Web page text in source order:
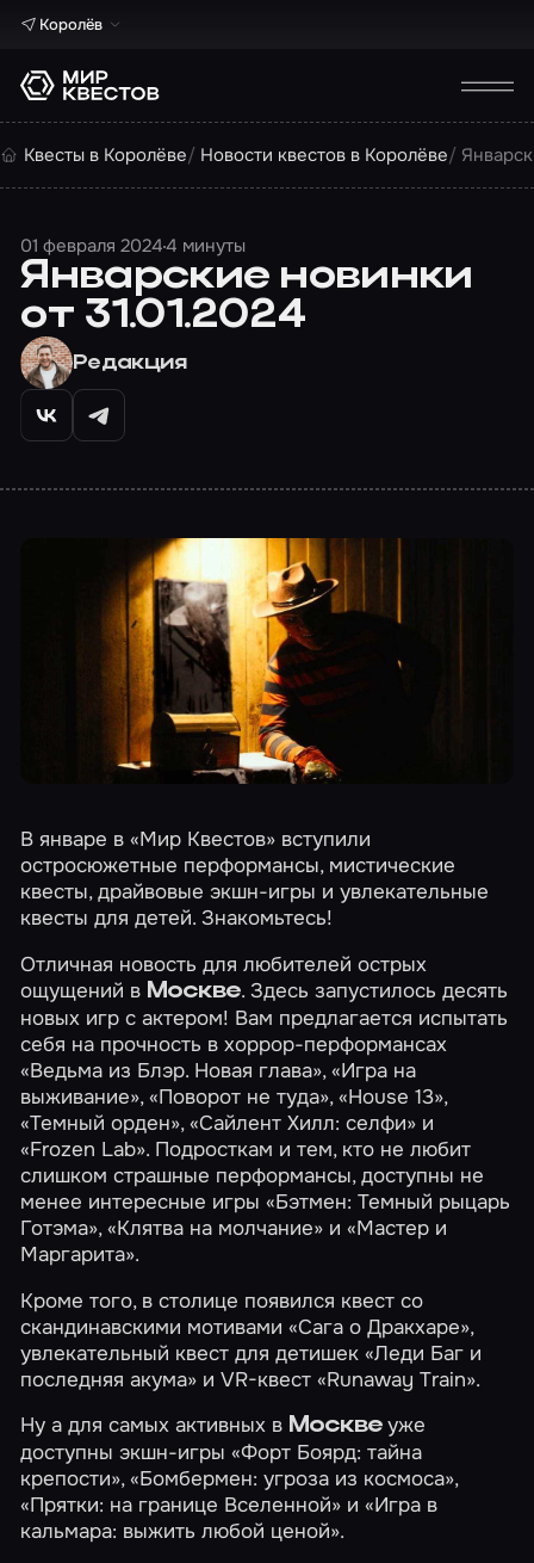
Королёв
Квесты в Королёве Новости квестов в Королёве
01 февраля 20244 минуты
Январские новинки
от 31.01.2024
Редакция
В январе в «Мир Квестов» вступили
остросюжетные перформансы, мистические
квесты, драйвовые экшн-игры и увлекательные
квесты для детей. Знакомьтесь!
Отличная новость для любителей острых
ощущений в Москве. Здесь запустилось десять
новых игр с актером! Вам предлагается испытать
себя на прочность в хоррор-перформансах
«Ведьма из Блэр. Новая глава»,«Игра на
выживание»,«Поворот не туда»,«House 13»,
«Темный орден»,«Сайлент Хилл: селфи» и
«Frozen Lab». Подросткам и тем, кто не любит
слишком страшные перформансы, доступны не
менее интересные игры«Бэтмен: Темный рыцарь
Готэма»,«Клятва на молчание» и«Мастер и
Маргарита».
Кроме того, в столице появился квест со
скандинавскими мотивами«Сага о Дракхаре»,
увлекательный квест для детишек«Леди Баг и
последняя акума» и VR-квест«Runaway Train».
Ну а для самых активных в Москвеуже
доступны экшн-игры«Форт Боярд: тайна
крепости»,«Бомбермен: угроза из космоса»,
«Прятки: на границе Вселенной» и«Игра в
кальмара: выжить любой ценой».